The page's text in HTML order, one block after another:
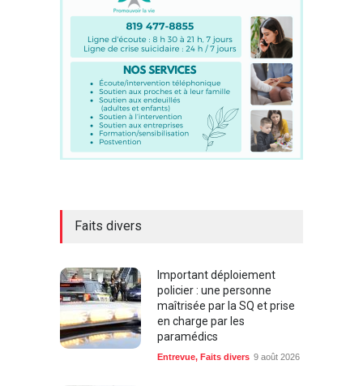
Faits divers
Important déploiement
policier : une personne
maîtrisée par la SQ et prise
en charge par les
paramédics
Entrevue, Faits divers 9 août 2026